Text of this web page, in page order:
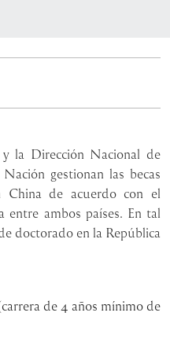
la Dirección Nacional de
gestionan las becas
China de acuerdo con el
ambos países. En tal
doctorado en la República
de 4 años mínimo de